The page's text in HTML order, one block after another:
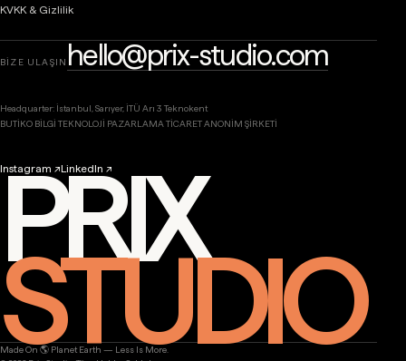
KVKK & Gizlilik
BİZE ULAŞIN hello@prix-studio.com
Headquarter: İstanbul, Sarıyer, İTÜ Arı 3 Teknokent
BUTİKO BİLGİ TEKNOLOJİ PAZARLAMA TİCARET ANONİM ŞİRKETİ
Instagram ↗LinkedIn ↗
PRIX
STUDIO
Made On 🌎 Planet Earth — Less Is More.